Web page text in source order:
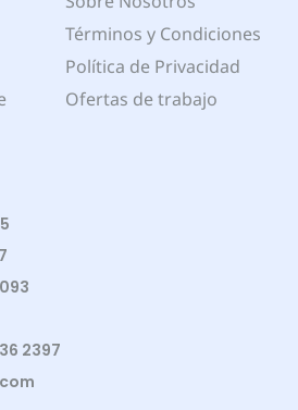
Términos y Condiciones
Política de Privacidad
Ofertas de trabajo
2397